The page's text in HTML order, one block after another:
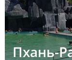
Пхань-